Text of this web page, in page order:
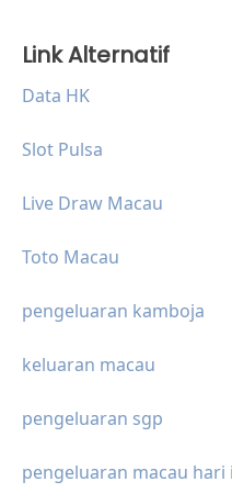
Link Alternatif
Data HK
Slot Pulsa
Live Draw Macau
Toto Macau
pengeluaran kamboja
keluaran macau
pengeluaran sgp
pengeluaran macau hari